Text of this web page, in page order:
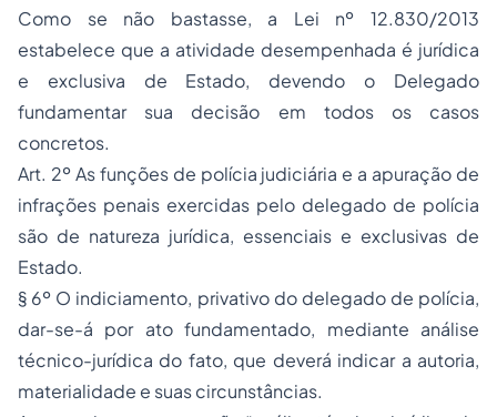
Como se não bastasse, a Lei nº 12.830/2013
estabelece que a atividade desempenhada é jurídica
e exclusiva de Estado, devendo o Delegado
fundamentar sua decisão em todos os casos
concretos.
Art. 2º As funções de polícia judiciária e a apuração de
infrações penais exercidas pelo delegado de polícia
são de natureza jurídica, essenciais e exclusivas de
Estado.
§ 6º O indiciamento, privativo do delegado de polícia,
dar-se-á por ato fundamentado, mediante análise
técnico-jurídica do fato, que deverá indicar a autoria,
materialidade e suas circunstâncias.